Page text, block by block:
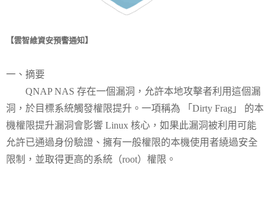
【雲智維資安預警通知】
一、摘要
QNAP NAS 存在一個漏洞，允許本地攻擊者利用這個漏
洞，於目標系統觸發權限提升。一項稱為 「Dirty Frag」 的本
機權限提升漏洞會影響 Linux 核心，如果此漏洞被利用可能
允許已通過身份驗證、擁有一般權限的本機使用者繞過安全
限制，並取得更高的系統（root）權限。